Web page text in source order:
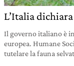
L’Italia
Il governo italiano è
europea. Humane
tutelare la fauna